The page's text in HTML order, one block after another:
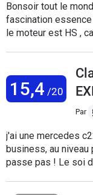
mauvaise état. Très
de poule. La lame
cette attention au
l'endommager. La
appréciable. Bref,
suis au ange avec.
Bonsoir tout le
fascination essence
le moteur est HS ,
😡😡😡😡😡😡😡😡
15,4 /20
Par
j'ai une mercedes
business, au
passe pas ! Le soi